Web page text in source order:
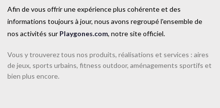
Afin de vous offrir une expérience plus cohérente et des
informations toujours à jour, nous avons regroupé l'ensemble de
nos activités sur Playgones.com, notre site officiel.
Vous y trouverez tous nos produits, réalisations et services : aires
de jeux, sports urbains, fitness outdoor, aménagements sportifs et
bien plus encore.
Share:
Informations complémentaires
TAILLE
1.25kg